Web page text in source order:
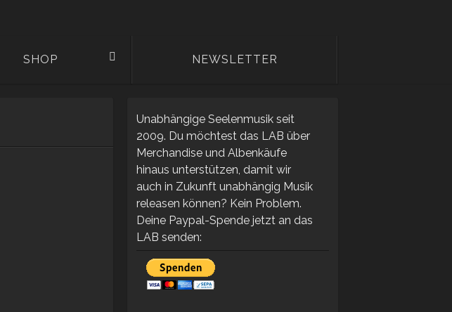
SHOP NEWSLETTER
Unabhängige Seelenmusik seit
2009. Du möchtest das LAB über
Merchandise und Albenkäufe
hinaus unterstützen, damit wir
auch in Zukunft unabhängig Musik
releasen können? Kein Problem.
Deine Paypal-Spende jetzt an das
LAB senden: